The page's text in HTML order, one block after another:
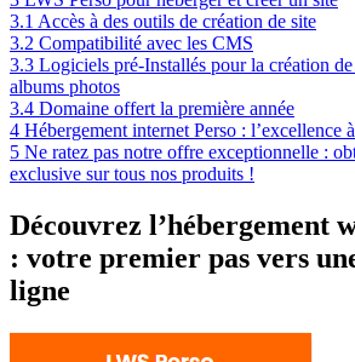
3.1 Accès à des outils de création de site
3.2 Compatibilité avec les CMS
3.3 Logiciels pré-Installés pour la création
albums photos
3.4 Domaine offert la première année
4 Hébergement internet Perso : l’excellence
5 Ne ratez pas notre offre exceptionnelle :
exclusive sur tous nos produits !
Découvrez l’hébergement
: votre premier pas vers
ligne